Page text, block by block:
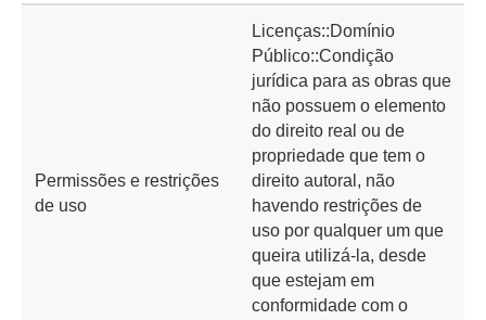
Permissões e restrições
de uso
Licenças::Domínio
Público::Condição
jurídica para as obras que
não possuem o elemento
do direito real ou de
propriedade que tem o
direito autoral, não
havendo restrições de
uso por qualquer um que
queira utilizá-la, desde
que estejam em
conformidade com o